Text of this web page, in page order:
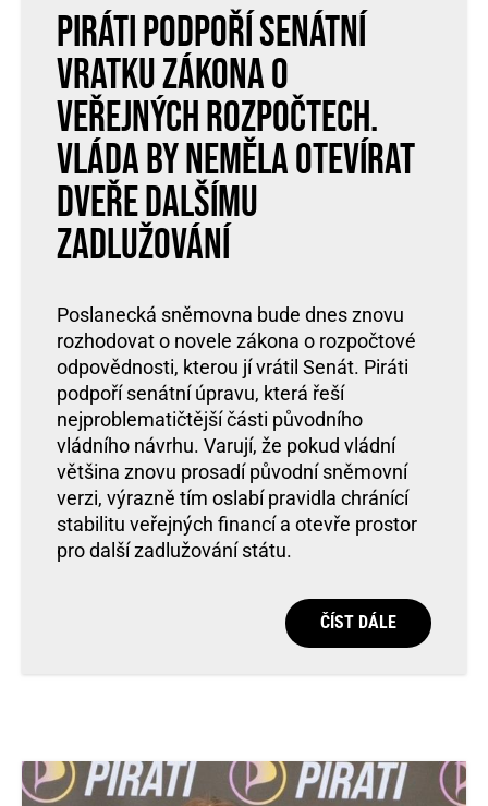
Piráti podpoří senátní
vratku zákona o
veřejných rozpočtech.
Vláda by neměla otevírat
dveře dalšímu
zadlužování
Poslanecká sněmovna bude dnes znovu
rozhodovat o novele zákona o rozpočtové
odpovědnosti, kterou jí vrátil Senát. Piráti
podpoří senátní úpravu, která řeší
nejproblematičtější části původního
vládního návrhu. Varují, že pokud vládní
většina znovu prosadí původní sněmovní
verzi, výrazně tím oslabí pravidla chránící
stabilitu veřejných financí a otevře prostor
pro další zadlužování státu.
ČÍST DÁLE